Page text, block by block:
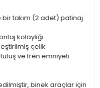
takım (2 adet) patinaj
kolaylığı
çelik
ve fren emniyeti
binek araçlar için